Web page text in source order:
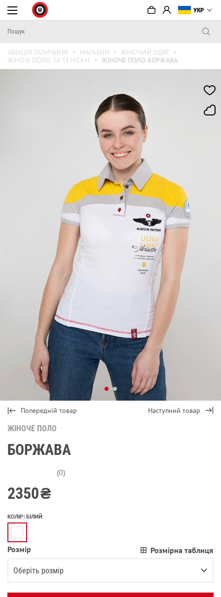
УКР
АВІАЦІЯ ГАЛИЧИНИ МАГАЗИН
ЖІНОЧИЙ ОДЯГ
ЖІНОЧІ ПОЛО ТА ТЕНІСКИ
ЖІНОЧЕ ПОЛО БОРЖАВА
Попередній товар Наступний товар
ЖІНОЧЕ ПОЛО
БОРЖАВА
(0)
2350₴
КОЛІР: БІЛИЙ
Розмір Розмірна таблиця
Оберіть розмір
XS
Вкажіть ваш номер телефону:
OK